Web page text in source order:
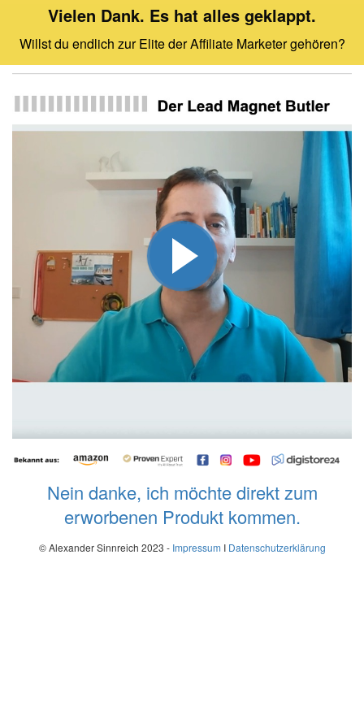
Vielen Dank. Es hat alles geklappt.
Willst du endlich zur Elite der Affiliate Marketer gehören?
Nein danke, ich möchte direkt zum
erworbenen Produkt kommen.
© Alexander Sinnreich 2023 - Impressum I Datenschutzerklärung